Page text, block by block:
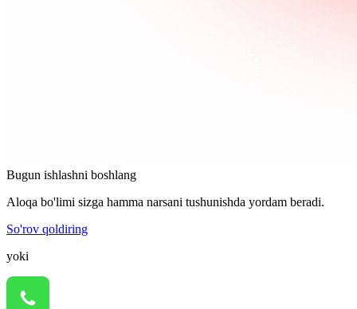
Bugun ishlashni boshlang
Aloqa bo'limi sizga hamma narsani tushunishda yordam beradi.
So'rov qoldiring
yoki